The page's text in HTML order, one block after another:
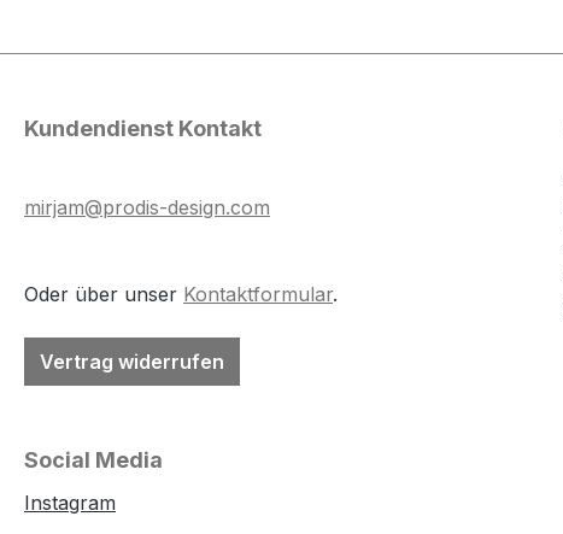
Kundendienst Kontakt
mirjam@prodis-design.com
Oder über unser Kontaktformular.
Vertrag widerrufen
Social Media
Instagram